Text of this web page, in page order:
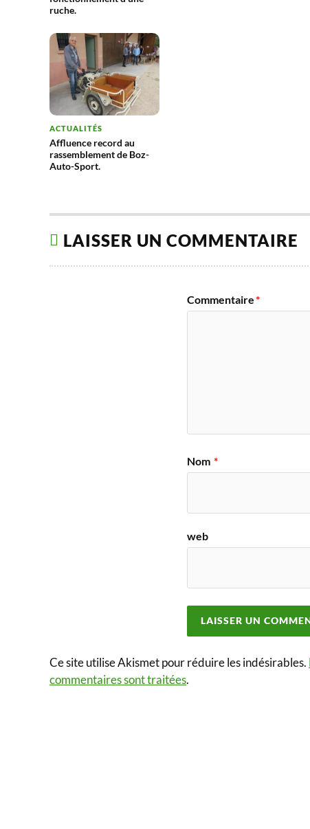
ruche.
ACTUALITÉS
Affluence record au
rassemblement de Boz-
Auto-Sport.
LAISSER UN COMMENTAIRE
Commentaire*
Nom *
web
Ce site utilise Akismet pour réduire les indésirables.
commentaires sont traitées.